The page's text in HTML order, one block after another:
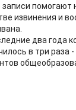
помогают
извинения и
два года
в три раза